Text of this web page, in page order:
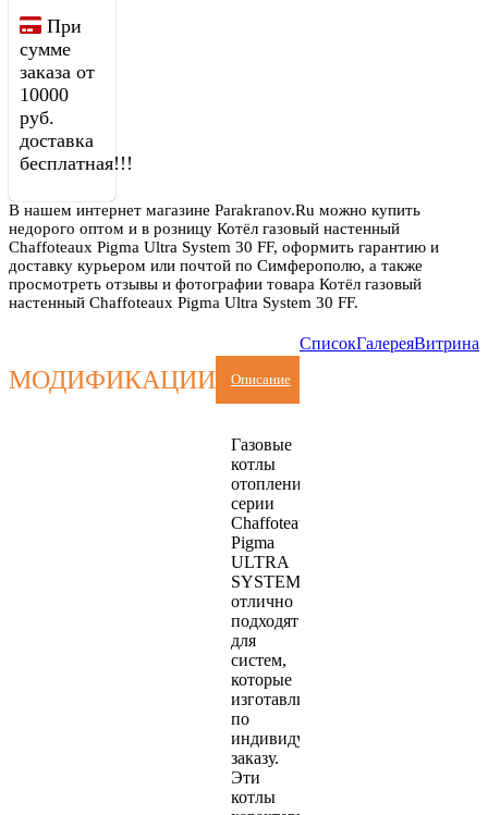
При
сумме
заказа от
10000
руб.
доставка
бесплатная!!!
В нашем интернет магазине Parakranov.Ru можно купить
недорого оптом и в розницу Котёл газовый настенный
Chaffoteaux Pigma Ultra System 30 FF, оформить гарантию и
доставку курьером или почтой по Симферополю, а также
просмотреть отзывы и фотографии товара Котёл газовый
настенный Chaffoteaux Pigma Ultra System 30 FF.
МОДИФИКАЦИИ
СписокГалереяВитрина
Описание
Газовые
котлы
отопления
серии
Chaffoteaux
Pigma
ULTRA
SYSTEM
отлично
подходят
для
систем,
которые
изготавливаются
по
индивидуальному
заказу.
Эти
котлы